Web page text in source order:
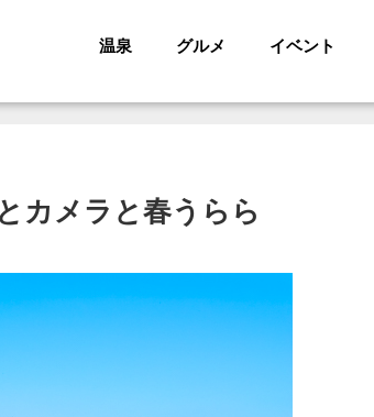
温泉 グルメ イベント
カメラと春うらら